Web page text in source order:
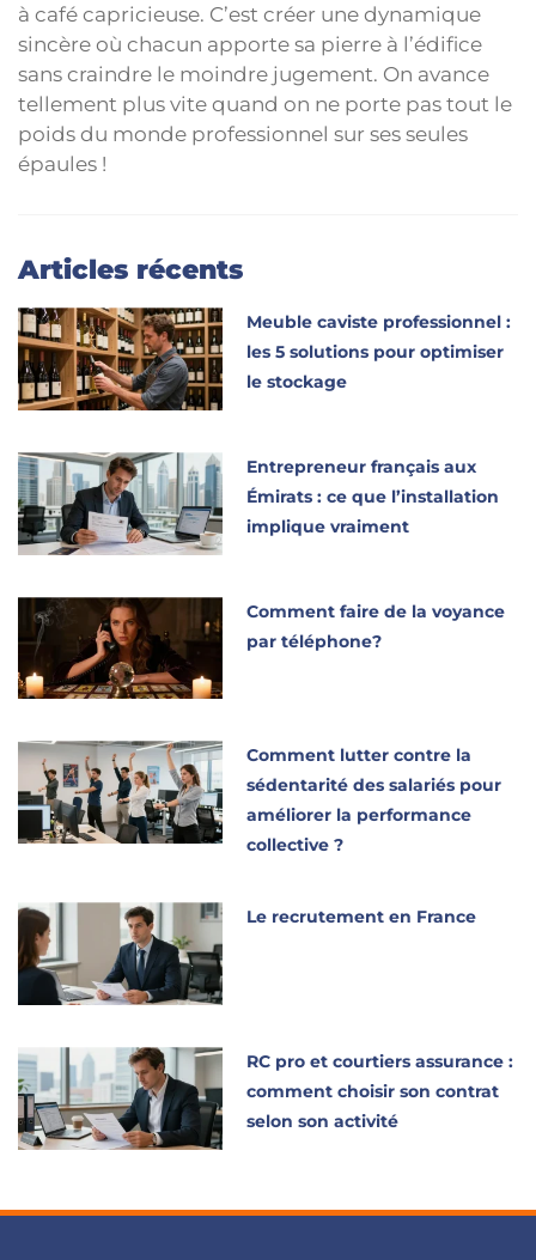
à café capricieuse. C’est créer une dynamique
sincère où chacun apporte sa pierre à l’édifice
sans craindre le moindre jugement. On avance
tellement plus vite quand on ne porte pas tout le
poids du monde professionnel sur ses seules
épaules !
Articles récents
Meuble caviste professionnel :
les 5 solutions pour optimiser
le stockage
Entrepreneur français aux
Émirats : ce que l’installation
implique vraiment
Comment faire de la voyance
par téléphone?
Comment lutter contre la
sédentarité des salariés pour
améliorer la performance
collective ?
Le recrutement en France
RC pro et courtiers assurance :
comment choisir son contrat
selon son activité